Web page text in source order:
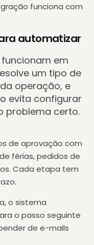
funciona com
automatizar
em
um tipo de
operação, e
evita configurar
problema certo.
de aprovação com
férias, pedidos de
Cada etapa tem
o sistema
o passo seguinte
de e-mails